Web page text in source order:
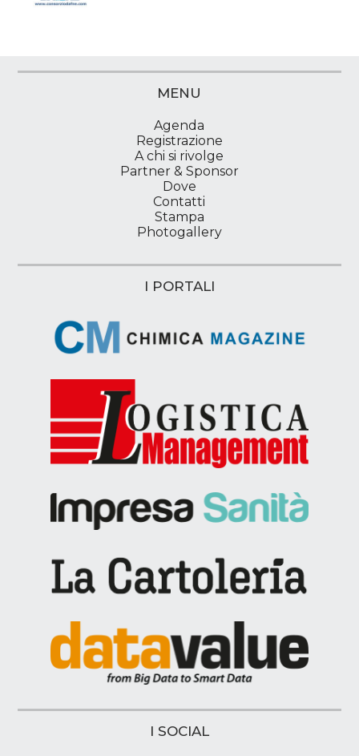
MENU
Agenda
Registrazione
A chi si rivolge
Partner & Sponsor
Dove
Contatti
Stampa
Photogallery
I PORTALI
I SOCIAL